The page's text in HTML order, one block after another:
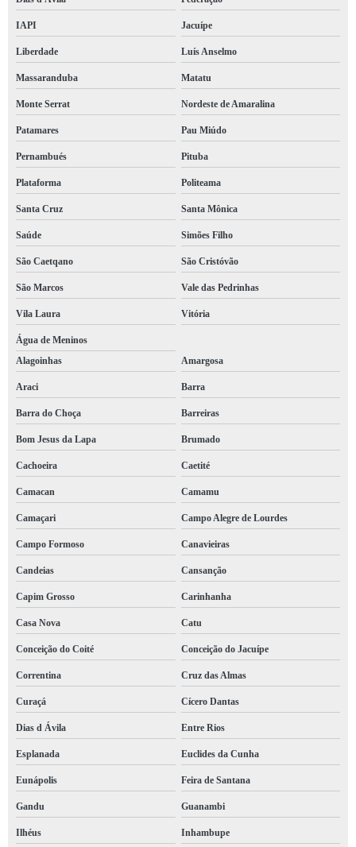
IAPI Jacuípe
Liberdade Luís Anselmo
Massaranduba Matatu
Monte Serrat Nordeste de Amaralina
Patamares Pau Miúdo
Pernambués Pituba
Plataforma Politeama
Santa Cruz Santa Mônica
Saúde Simões Filho
São Caetqano São Cristóvão
São Marcos Vale das Pedrinhas
Vila Laura Vitória
Água de Meninos
Alagoinhas
Amargosa
Araci Barra
Barra do Choça Barreiras
Bom Jesus da Lapa Brumado
Cachoeira Caetité
Camacan Camamu
Camaçari Campo Alegre de Lourdes
Campo Formoso Canavieiras
Candeias Cansanção
Capim Grosso Carinhanha
Casa Nova Catu
Conceição do Coité Conceição do Jacuípe
Correntina Cruz das Almas
Curaçá Cícero Dantas
Dias d Ávila Entre Rios
Esplanada Euclides da Cunha
Eunápolis Feira de Santana
Gandu Guanambi
Ilhéus Inhambupe